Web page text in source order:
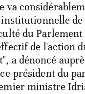
va
de
du Parlement
de l'action
a dénoncé
président du
ministre